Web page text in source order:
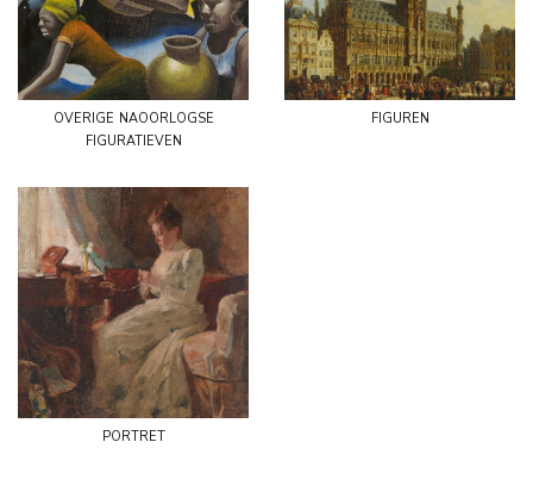
overige naoorlogse
figuratieven
figuren
portret